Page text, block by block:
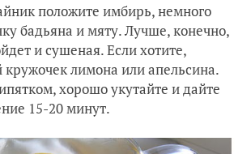
положите имбирь, немного
бадьяна и мяту. Лучше, конечно,
и сушеная. Если хотите,
кружочек лимона или апельсина.
хорошо укутайте и дайте
15-20 минут.